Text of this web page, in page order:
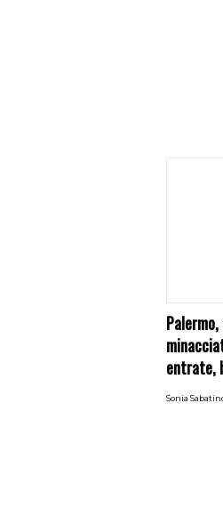
entrate,
Sonia